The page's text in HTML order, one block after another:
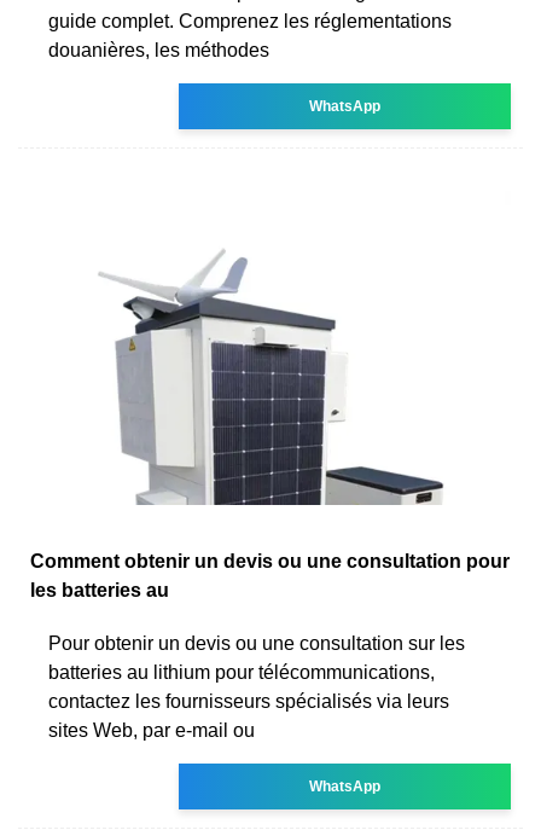
guide complet. Comprenez les réglementations
douanières, les méthodes
WhatsApp
Comment obtenir un devis ou une consultation pour
les batteries au
Pour obtenir un devis ou une consultation sur les
batteries au lithium pour télécommunications,
contactez les fournisseurs spécialisés via leurs
sites Web, par e-mail ou
WhatsApp